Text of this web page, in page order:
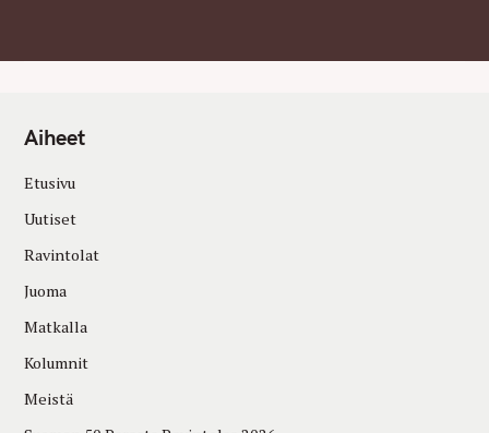
Aiheet
Etusivu
Uutiset
Ravintolat
Juoma
Matkalla
Kolumnit
Meistä